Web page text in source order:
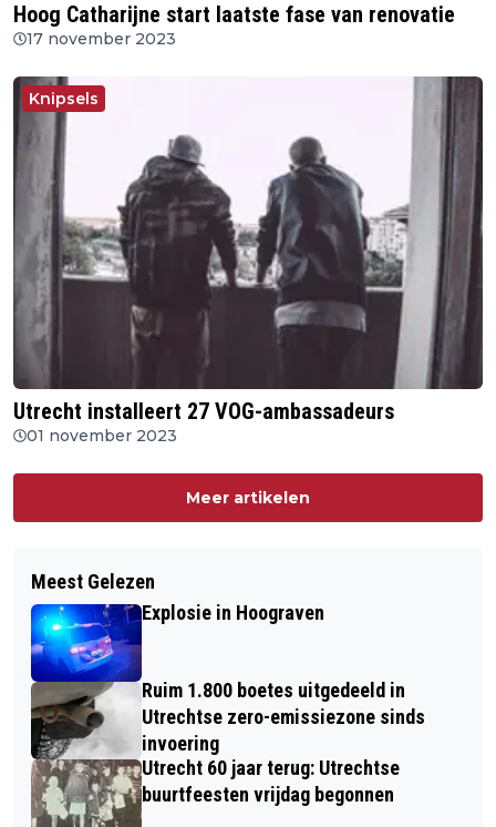
Hoog Catharijne start laatste fase van renovatie
17 november 2023
Knipsels
Utrecht installeert 27 VOG-ambassadeurs
01 november 2023
Meer artikelen
Meest Gelezen
Explosie in Hoograven
Ruim 1.800 boetes uitgedeeld in
Utrechtse zero-emissiezone sinds
invoering
Utrecht 60 jaar terug: Utrechtse
buurtfeesten vrijdag begonnen